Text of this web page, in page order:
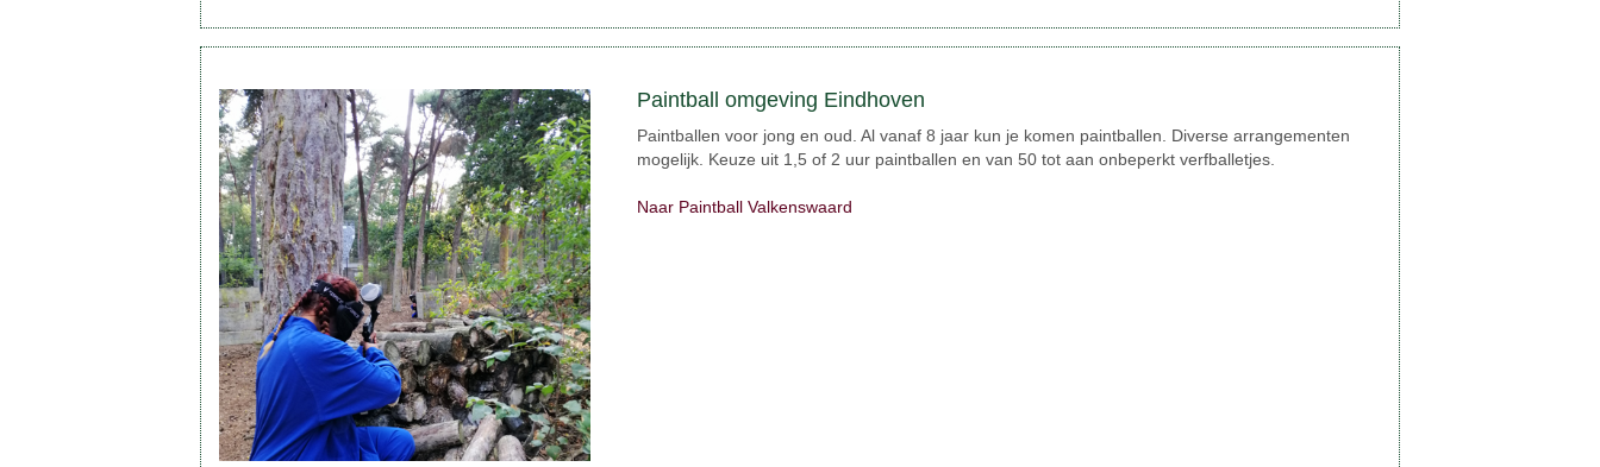
Paintball omgeving Eindhoven
Paintballen voor jong en oud. Al vanaf 8 jaar kun je komen paintballen. Diverse arrangementen
mogelijk. Keuze uit 1,5 of 2 uur paintballen en van 50 tot aan onbeperkt verfballetjes.
Naar Paintball Valkenswaard